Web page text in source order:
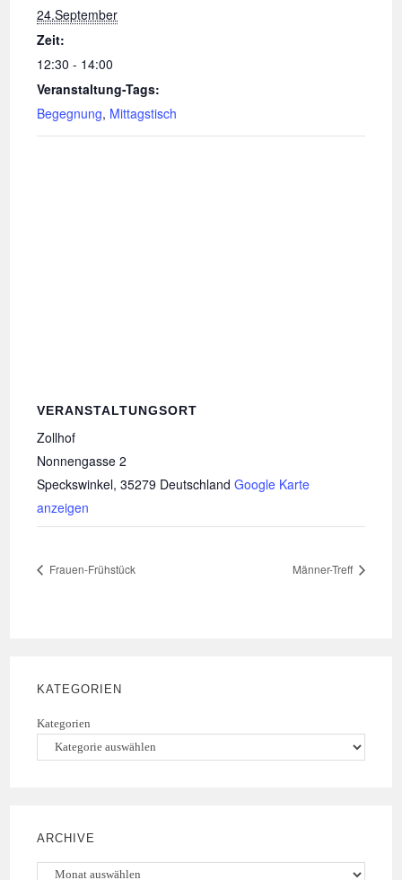
24.September
Zeit:
12:30 - 14:00
Veranstaltung-Tags:
Begegnung, Mittagstisch
VERANSTALTUNGSORT
Zollhof
Nonnengasse 2
Speckswinkel, 35279 Deutschland Google Karte
anzeigen
Frauen-Frühstück Männer-Treff
KATEGORIEN
Kategorien
ARCHIVE
Archiv